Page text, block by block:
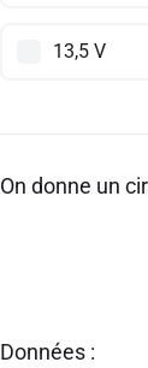
13,5 V
On donne un
Données :